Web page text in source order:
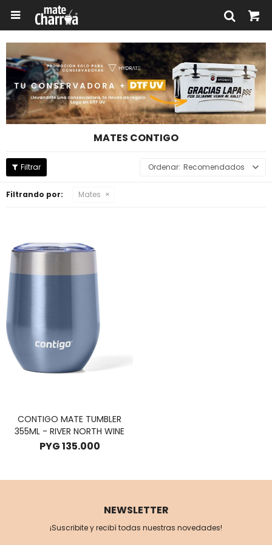

MATES CONTIGO
Recomendados
Filtrando por: Mates
CONTIGO MATE TUMBLER
355ML - RIVER NORTH WINE
PYG135.000
NEWSLETTER
¡Suscribite y recibí todas nuestras novedades!